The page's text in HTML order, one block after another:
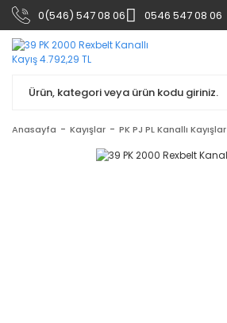
0(546) 547 08 06 0546 547 08 06
Anasayfa Kayışlar PK PJ PL Kanallı Kayışlar